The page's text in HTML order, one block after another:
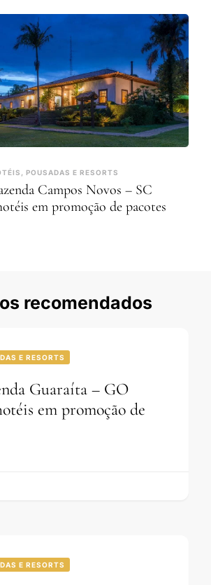
POUSADAS E RESORTS
Campos Novos – SC
em promoção de pacotes
recomendados
E RESORTS
Guaraíta – GO
em promoção de
E RESORTS